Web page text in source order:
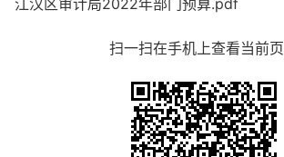
江汉区审计局2022年部门预算.pdf
扫一扫在手机上查看当前